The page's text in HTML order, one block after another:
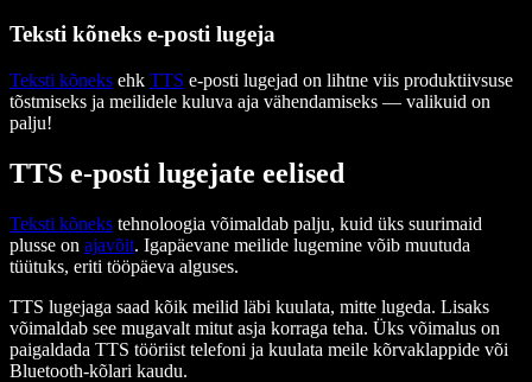
Teksti kõneks e-posti lugeja
Teksti kõneks ehk TTS e-posti lugejad on lihtne viis produktiivsuse
tõstmiseks ja meilidele kuluva aja vähendamiseks — valikuid on
palju!
TTS e-posti lugejate eelised
Teksti kõneks tehnoloogia võimaldab palju, kuid üks suurimaid
plusse on ajavõit. Igapäevane meilide lugemine võib muutuda
tüütuks, eriti tööpäeva alguses.
TTS lugejaga saad kõik meilid läbi kuulata, mitte lugeda. Lisaks
võimaldab see mugavalt mitut asja korraga teha. Üks võimalus on
paigaldada TTS tööriist telefoni ja kuulata meile kõrvaklappide või
Bluetooth-kõlari kaudu.